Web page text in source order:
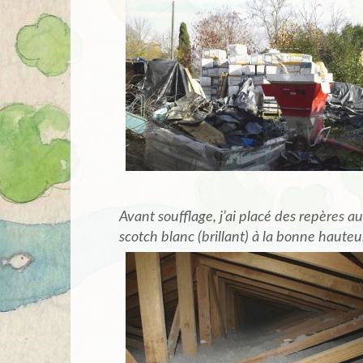
Avant soufflage, j’ai placé des repères au
scotch blanc (brillant) à la bonne